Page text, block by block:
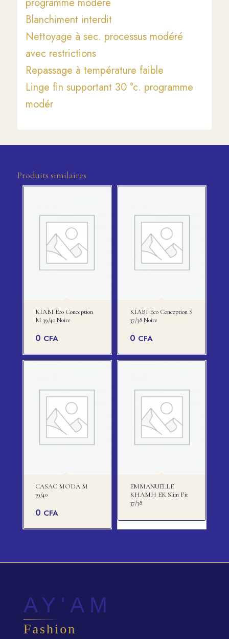
programme modéré
Blanchiment interdit
Nettoyage à sec. processus modéré
avec restrictions
Repassage à température faible
Linge fin supportant 30 °c. programme
modér
Produits similaires
KIABI Eco Conception
M 39/40 Noire
0 CFA
KIABI Eco Conception S
37/38 Noire
0 CFA
CASAC MODA M
39/40
0 CFA
EMMANUELLE
KHAMH EK Slim Fit
37/38